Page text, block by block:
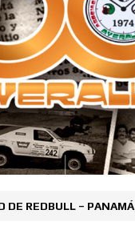
DE REDBULL – PANAMÁ